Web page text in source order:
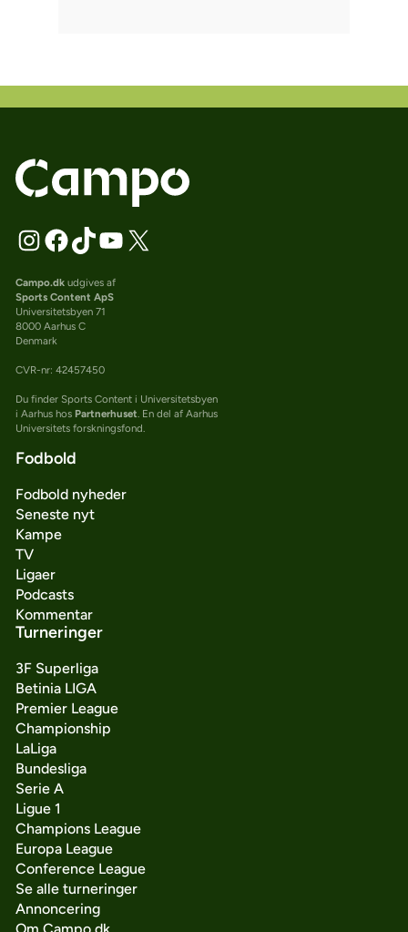
Campo.dkudgives af
Sports Content ApS
Universitetsbyen 71
8000 Aarhus C
Denmark
CVR-nr: 42457450
Du finder Sports Content i Universitetsbyen
i Aarhus hos Partnerhuset. En del af Aarhus
Universitets forskningsfond.
Fodbold
Fodbold nyheder
Seneste nyt
Kampe
TV
Ligaer
Podcasts
Kommentar
Turneringer
3F Superliga
Betinia LIGA
Premier League
Championship
LaLiga
Bundesliga
Serie A
Ligue 1
Champions League
Europa League
Conference League
Se alle turneringer
Annoncering